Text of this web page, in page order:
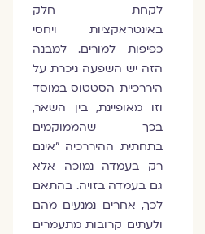
לקחת חלק
באינטראקציות ויחסי
כפיפות למורים. למבנה
הזה יש השפעה ניכרת על
היררכיית הסטטוס במוסד
וזו מאופיינת, בין השאר,
בכך שהממוקמים
בתחתית ההיררכיה "אינם
רק בעמדה נמוכה אלא
גם בעמדה בזויה. בהתאם
לכך, אחרים נמנעים מהם
ולעתים קרובות מתעמרים